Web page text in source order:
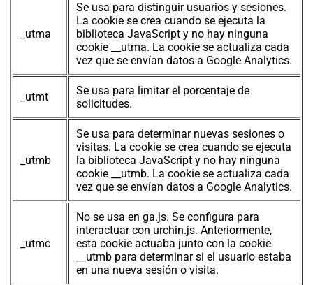
_utma
Se usa para distinguir usuarios y sesiones.
La cookie se crea cuando se ejecuta la
biblioteca JavaScript y no hay ninguna
cookie __utma. La cookie se actualiza cada
vez que se envían datos a Google Analytics.
_utmt
Se usa para limitar el porcentaje de
solicitudes.
_utmb
Se usa para determinar nuevas sesiones o
visitas. La cookie se crea cuando se ejecuta
la biblioteca JavaScript y no hay ninguna
cookie __utmb. La cookie se actualiza cada
vez que se envían datos a Google Analytics.
_utmc
No se usa en ga.js. Se configura para
interactuar con urchin.js. Anteriormente,
esta cookie actuaba junto con la cookie
__utmb para determinar si el usuario estaba
en una nueva sesión o visita.